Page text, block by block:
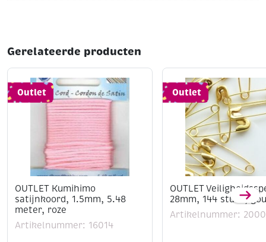
Gerelateerde producten
Outlet
OUTLET Kumihimo
satijnkoord, 1.5mm, 5.48
meter, roze
Artikelnummer: 16014
Outlet
OUTLET
28mm, 144 stuks,
Artikelnummer: